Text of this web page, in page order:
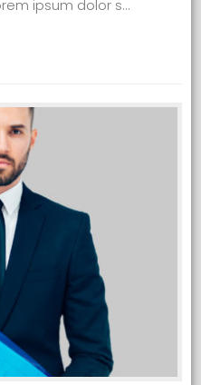
ipsum dolor s...